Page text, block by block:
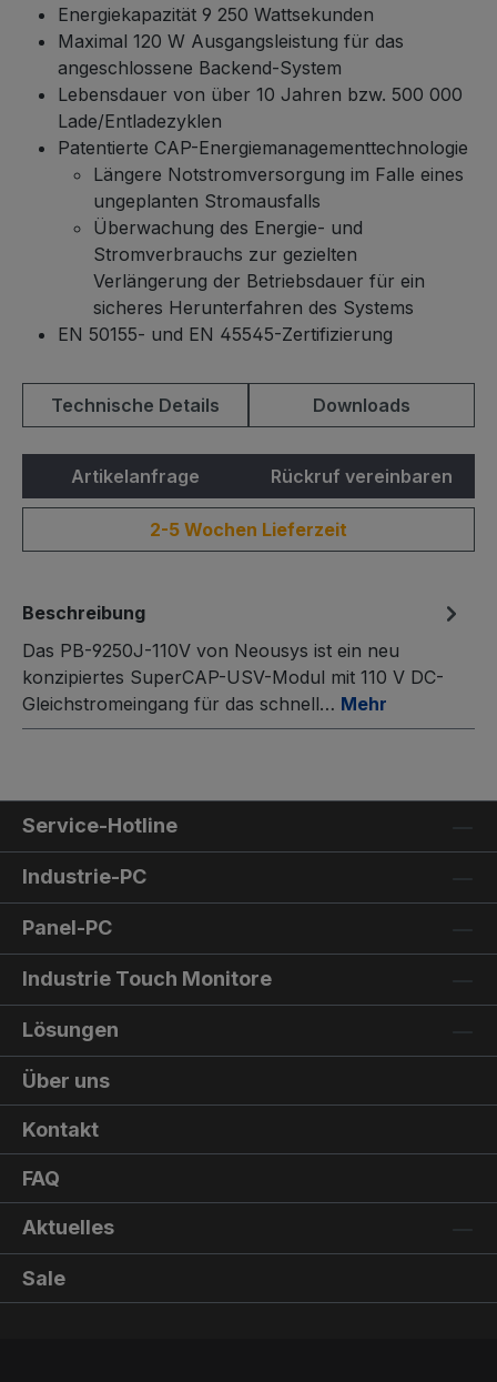
Energiekapazität 9 250 Wattsekunden
Maximal 120 W Ausgangsleistung für das
angeschlossene Backend-System
Lebensdauer von über 10 Jahren bzw. 500 000
Lade/Entladezyklen
Patentierte CAP-Energiemanagementtechnologie
Längere Notstromversorgung im Falle eines
ungeplanten Stromausfalls
Überwachung des Energie- und
Stromverbrauchs zur gezielten
Verlängerung der Betriebsdauer für ein
sicheres Herunterfahren des Systems
EN 50155- und EN 45545-Zertifizierung
Technische Details Downloads
Artikelanfrage Rückruf vereinbaren
2-5 Wochen Lieferzeit
Beschreibung
Das PB-9250J-110V von Neousys ist ein neu
konzipiertes SuperCAP-USV-Modul mit 110 V DC-
Gleichstromeingang für das schnell… Mehr
Service-Hotline
Industrie-PC
Panel-PC
Industrie Touch Monitore
Lösungen
Über uns
Kontakt
FAQ
Aktuelles
Sale